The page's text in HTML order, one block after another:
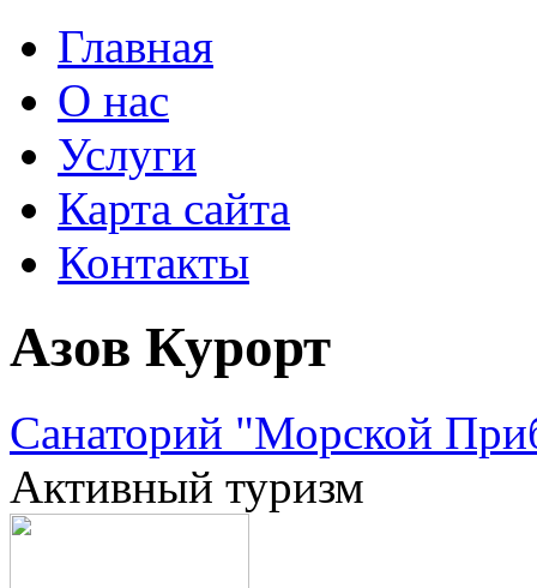
Главная
О нас
Услуги
Карта сайта
Контакты
Азов Курорт
Санаторий "Морской
Активный туризм